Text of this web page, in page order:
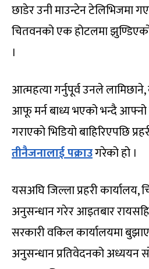
छाडेर उनी माउन्टेन टेलिभिजमा
चितवनको एक होटलमा
।
आत्महत्या गर्नुपूर्व उनले
आफू मर्न बाध्य भएको भन्दै आफ्नो
गराएको भिडियो बाहिरिएपछि
तीनैजनालाई पक्राउगरेको हो ।
यसअघि जिल्ला प्रहरी
अनुसन्धान गरेर आइतबार
सरकारी वकिल कार्यालयमा
अनुसन्धान प्रतिवेदनको अध्ययन